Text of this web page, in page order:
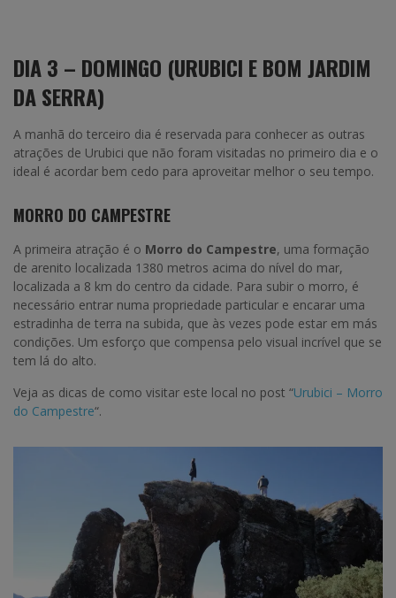
DIA 3 – DOMINGO (URUBICI E BOM JARDIM
DA SERRA)
A manhã do terceiro dia é reservada para conhecer as outras
atrações de Urubici que não foram visitadas no primeiro dia e o
ideal é acordar bem cedo para aproveitar melhor o seu tempo.
MORRO DO CAMPESTRE
A primeira atração é o Morro do Campestre, uma formação
de arenito localizada 1380 metros acima do nível do mar,
localizada a 8 km do centro da cidade. Para subir o morro, é
necessário entrar numa propriedade particular e encarar uma
estradinha de terra na subida, que às vezes pode estar em más
condições. Um esforço que compensa pelo visual incrível que se
tem lá do alto.
Veja as dicas de como visitar este local no post “Urubici – Morro
do Campestre“.